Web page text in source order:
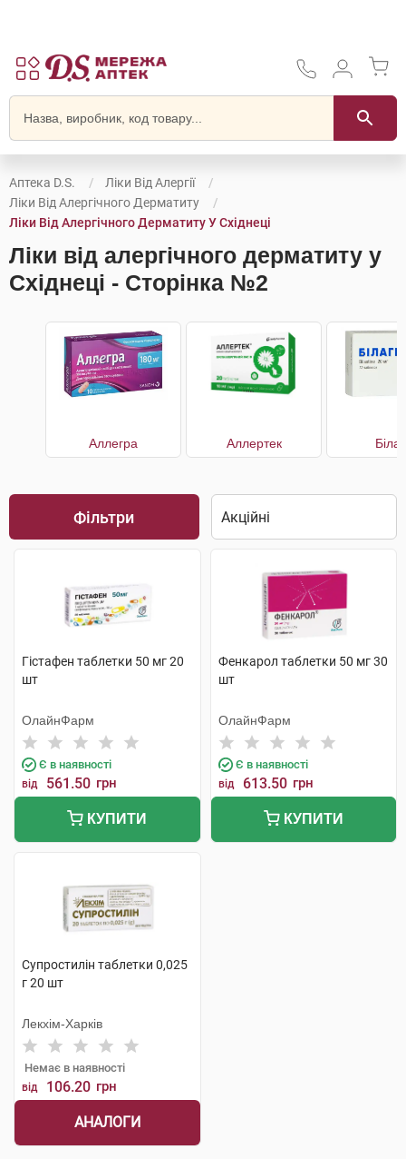
Аптека D.S.
Ліки Від Алергії
Ліки Від Алергічного Дерматиту
Ліки Від Алергічного Дерматиту У Східнеці
Ліки від алергічного дерматиту у
Східнеці - Сторінка №2
Аллегра Аллертек
Фільтри
Гістафен таблетки 50 мг 20
шт
ОлайнФарм
Є в наявності
від 561.50 грн
КУПИТИ
Фенкарол таблетки 50 мг 30
шт
ОлайнФарм
Є в наявності
від 613.50 грн
КУПИТИ
Супростилін таблетки 0,025
г 20 шт
Лекхім-Харків
Немає в наявності
від 106.20 грн
АНАЛОГИ